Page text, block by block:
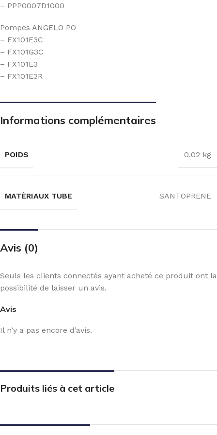
– PPP0007D1000
Pompes ANGELO PO
– FX101E3C
– FX101G3C
– FX101E3
– FX101E3R
Informations complémentaires
POIDS 0.02 kg
MATÉRIAUX TUBE SANTOPRENE
Avis (0)
Avis
Il n’y a pas encore d’avis.
Seuls les clients connectés ayant acheté ce produit ont la
possibilité de laisser un avis.
Produits liés à cet article